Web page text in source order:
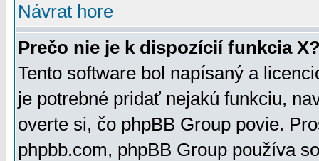
Návrat hore
Prečo nie je k dispozícií funkcia
Tento software bol napísaný a
je potrebné pridať nejakú funkciu,
overte si, čo phpBB Group povie.
phpbb.com, phpBB Group používa